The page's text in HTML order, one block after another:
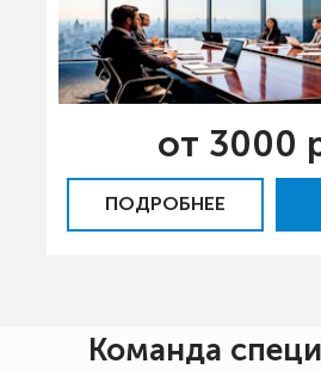
от 3000
ПОДРОБНЕЕ
Команда